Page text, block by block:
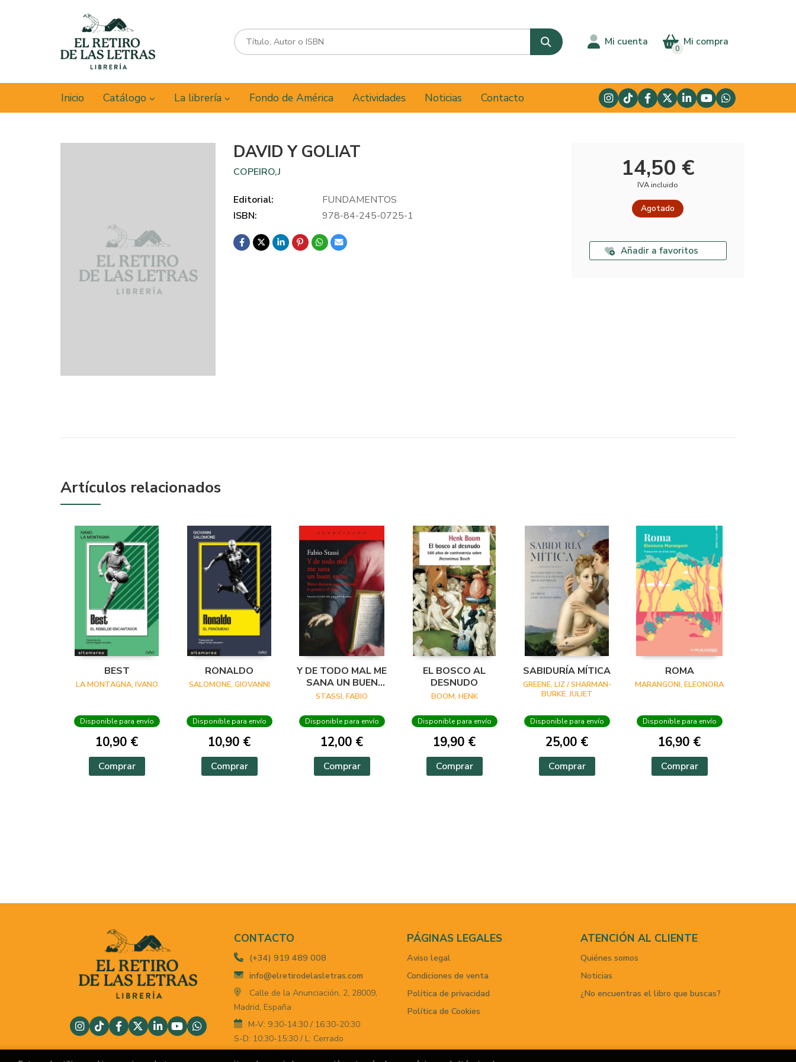
Mi cuenta Mi compra
0
Inicio Catálogo La librería Fondo de América Actividades Noticias Contacto
DAVID Y GOLIAT
COPEIRO,J
Editorial:
FUNDAMENTOS
ISBN:
978-84-245-0725-1
14,50 €
IVA incluido
Agotado
Añadir a favoritos
Artículos relacionados
BEST
LA MONTAGNA, IVANO
Disponible para envío
10,90 €
Comprar
RONALDO
SALOMONE, GIOVANNI
Disponible para envío
10,90 €
Comprar
Y DE TODO MAL ME
SANA UN BUEN
VERSO
STASSI, FABIO
Disponible para envío
12,00 €
Comprar
EL BOSCO AL
DESNUDO
BOOM, HENK
Disponible para envío
19,90 €
Comprar
SABIDURÍA MÍTICA
GREENE, LIZ / SHARMAN-
BURKE, JULIET
Disponible para envío
25,00 €
Comprar
ROMA
MARANGONI, ELEONORA
Disponible para envío
16,90 €
Comprar
CONTACTO
(+34) 919 489 008
info@elretirodelasletras.com
Calle de la Anunciación, 2, 28009,
Madrid, España
M-V: 9:30-14:30 / 16:30-20:30
S-D: 10:30-15:30 / L: Cerrado
PÁGINAS LEGALES
Aviso legal
Condiciones de venta
Política de privacidad
Política de Cookies
ATENCIÓN AL CLIENTE
Quiénes somos
Noticias
¿No encuentras el libro que buscas?